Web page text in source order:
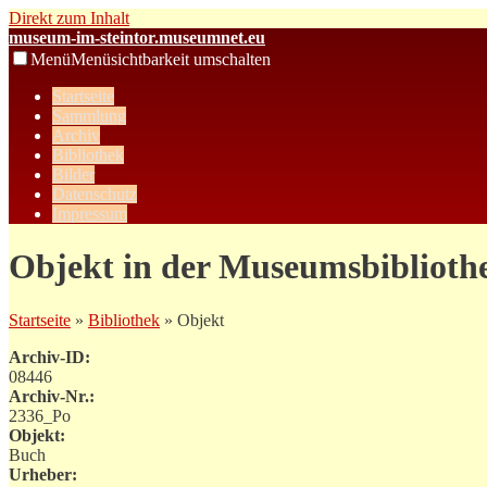
Direkt zum Inhalt
museum-im-steintor.museumnet.eu
MenüMenüsichtbarkeit umschalten
Startseite
Sammlung
Archiv
Bibliothek
Bilder
Datenschutz
Impressum
Objekt in der
Startseite » Bibliothek » Objekt
Archiv-ID:
08446
Archiv-Nr.:
2336_Po
Objekt:
Buch
Urheber: